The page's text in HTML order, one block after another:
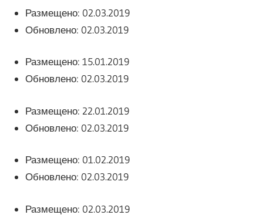
Размещено: 02.03.2019
Обновлено: 02.03.2019
Размещено: 15.01.2019
Обновлено: 02.03.2019
Размещено: 22.01.2019
Обновлено: 02.03.2019
Размещено: 01.02.2019
Обновлено: 02.03.2019
Размещено: 02.03.2019